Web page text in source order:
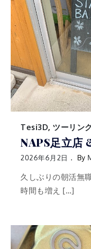
Tesi3D, ツーリン
NAPS足立店
2026年6月2日 By
久しぶりの朝活無
時間も増え […]